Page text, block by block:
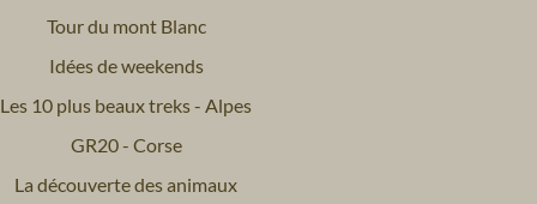
Tour du mont Blanc
Idées de weekends
Les 10 plus beaux treks - Alpes
GR20 - Corse
La découverte des animaux